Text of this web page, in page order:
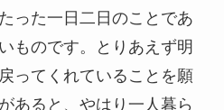
った一日二日のことであ
ものです。とりあえず明
ってくれていることを願
あると、やはり一人暮ら